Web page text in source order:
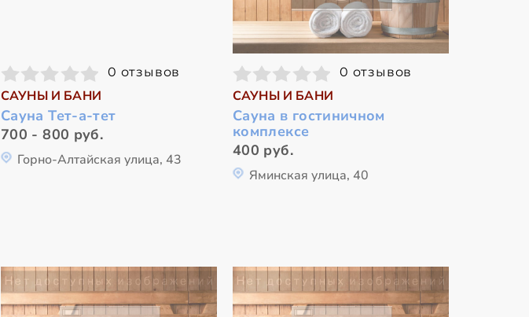
0 отзывов
САУНЫ И БАНИ
Сауна Тет-а-тет
700 - 800 руб.
Горно-Алтайская улица, 43
0 отзывов
САУНЫ И БАНИ
Сауна в гостиничном
комплексе
400 руб.
Яминская улица, 40